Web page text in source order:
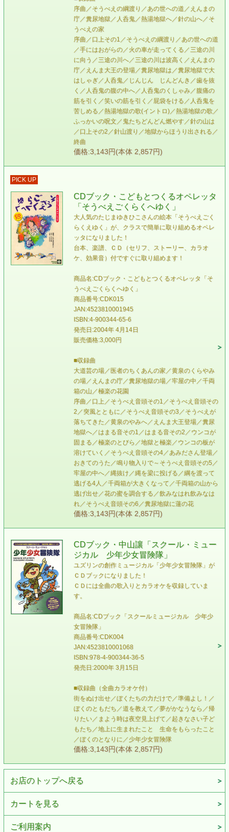
序曲／そうべえの綱渡り／あの世への道／えんまの
庁／糞尿地獄／人呑鬼／熱湯地獄へ／針の山へ／そ
うべえの家
序曲／口上その1／そうべえの綱渡り／あの世への道
／手にはおがらの／火の車が走ってくる／三途の川
に向う／三途の川へ／三途の川は波高く／えんまの
庁／えんま大王の登場／糞尿地獄は／糞尿地獄で大
はしゃぎ／人呑鬼／じんじん じんどんき／歯を抜
く／人呑鬼の腹の中へ／人呑鬼のくしゃみ／腹痛の
筋を引く／笑いの筋を引く／屁袋をける／人呑鬼を
苦しめる／熱湯地獄の歌(イントロ)／熱湯地獄の歌／
ふっかいの呪文／鬼たちどんどん燃やす／針の山は
／口上その2／針山渡り／地獄からほうり出される／
終曲
価格:3,143円(本体 2,857円)
PICK UP
CDブック・こどもとつくるオペレッタ
「そうべえごくらくへゆく」
大人気のたじまゆきひこさんの絵本「そうべえごく
らくえゆく」が、クラスで簡単に取り組めるオペレ
ッタになりました！
台本、楽譜、ＣＤ（セリフ、ストーリー、カラオ
ケ、効果音）付ですぐに取り組めます！
商品名:CDブック・こどもとつくるオペレッタ「そ
うべえごくらくへゆく」
商品番号:CDK015
JAN:4523810001945
ISBN:4-900344-65-6
発売日:2004年 4月14日
販売価格:3,000円
■収録曲
大道芸の場／医者のちくあんの家／黄泉のくらやみ
の場／えんまの庁／糞尿地獄の場／牢屋の中／千両
箱の山／極楽の花園
序曲／口上／そうべえ音頭その1／そうべえ音頭その
2／突風とともに／そうべえ音頭その3／そうべえが
落ちてきた／黄泉のやみへ／えんま大王登場／糞尿
地獄へ／はまる音その1／はまる音その2／ウンコが
固まる／極楽のとびら／地獄と極楽／ウンコの板が
溶けていく／そうべえ音頭その4／あみださん登場／
おきてのうた／鳴り物入りで～そうべえ音頭その5／
牢屋の中へ／縄抜け／縄を梁に投げる／綱を渡って
逃げる4人／千両箱が大きくなって／千両箱の山から
逃げ出せ／花の蜜を調合する／飲みなはれ飲みなは
れ／そうべえ音頭その6／糞尿地獄に蓮の花
価格:3,143円(本体 2,857円)
CDブック・中山讓「スクール・ミュー
ジカル 少年少女冒険隊」
ユズリンの創作ミュージカル「少年少女冒険隊」が
ＣＤブックになりました！
ＣＤには全曲の歌入りとカラオケを収録していま
す。
商品名:CDブック「スクールミュージカル 少年少
女冒険隊」
商品番号:CDK004
JAN:4523810001068
ISBN:978-4-900344-36-5
発売日:2000年 3月15日
■収録曲（全曲カラオケ付）
街をぬけ出せ／ぼくたちの力だけで／準備よし！／
ぼくのともだち／道を教えて／夢がかなうなら／帰
りたい／まよう時は夜空見上げて／起きなさい子ど
もたち／地上に生まれたこと 生命をもらったこと
／ぼくのとなりに／少年少女冒険隊
価格:3,143円(本体 2,857円)
お店のトップへ戻る
カートを見る
ご利用案内